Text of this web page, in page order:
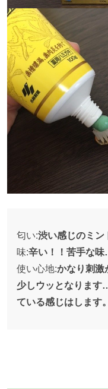
匂い:渋い感じのミン
味:辛い！！苦手な
使い心地:かなり刺
少しウッとなります
ている感じはします。